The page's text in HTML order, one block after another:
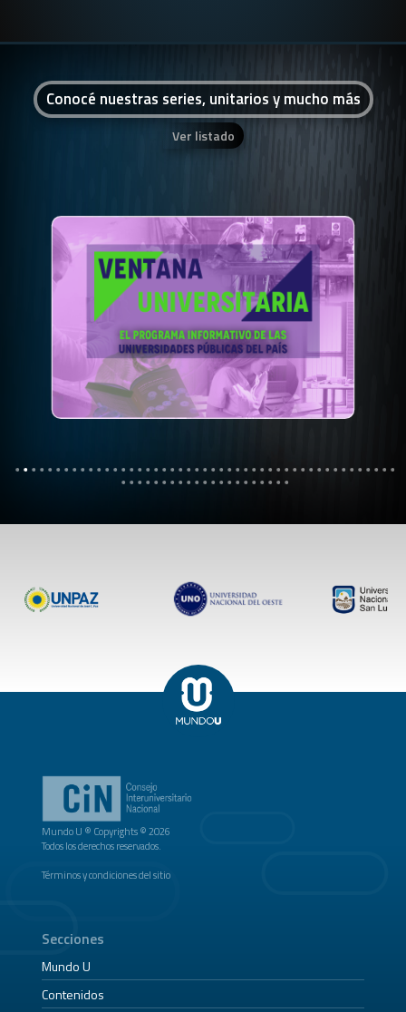
Conocé nuestras series, unitarios y mucho más
Ver listado
Mundo U ® Copyrights © 2026
Todos los derechos reservados.
Términos y condiciones del sitio
Secciones
Mundo U
Contenidos